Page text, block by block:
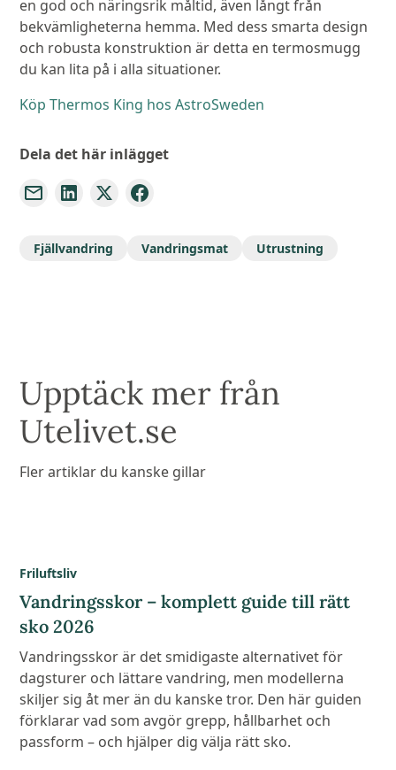
en god och näringsrik måltid, även långt från
bekvämligheterna hemma. Med dess smarta design
och robusta konstruktion är detta en termosmugg
du kan lita på i alla situationer.
Köp Thermos King hos AstroSweden
Dela det här inlägget
Fjällvandring Vandringsmat Utrustning
Upptäck mer från
Utelivet.se
Fler artiklar du kanske gillar
Friluftsliv
Vandringsskor – komplett guide till rätt
sko 2026
Vandringsskor är det smidigaste alternativet för
dagsturer och lättare vandring, men modellerna
skiljer sig åt mer än du kanske tror. Den här guiden
förklarar vad som avgör grepp, hållbarhet och
passform – och hjälper dig välja rätt sko.